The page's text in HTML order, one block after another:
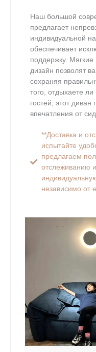
Наш большой
предлагает
индивидуальной
обеспечивает
поддержку.
дизайн позволят
сохраняя
того, отдыхаете ли
гостей, этот
впечатления от
**Доставка и
испытайте
предлагаем
отслеживанию
независимо от